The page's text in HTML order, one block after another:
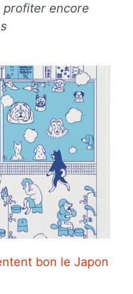
encore
bon le Japon